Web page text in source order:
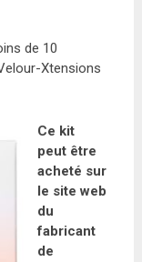
de 10
Xtensions
Ce kit
peut être
acheté sur
le site web
du
fabricant
de